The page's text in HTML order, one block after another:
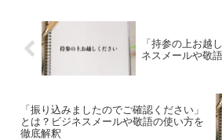
「持参の上お越
ネスメールや敬
「振り込みましたのでご確認ください」
とは？ビジネスメールや敬語の使い方を
徹底解釈